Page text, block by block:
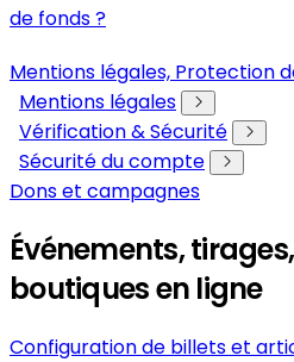
de fonds ?
Mentions légales, Protection
Mentions légales
Vérification & Sécurité
Sécurité du compte
Dons et campagnes
Événements,
boutiques en ligne
Configuration de billets et